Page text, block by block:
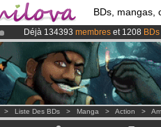
BDs, mangas,
Déjà 134393 membres et 1208
LeKickstarter Amilova est
Abonnement premium: à partir de
> Liste Des BDs > Manga > Action >